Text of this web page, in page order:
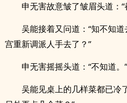
申无害故意皱了皱眉头道：
吴能接着又问道：“知不知
宫重新调派人手去了？”
申无害摇摇头道：“不知道。”
吴能见桌上的几样菜都已冷